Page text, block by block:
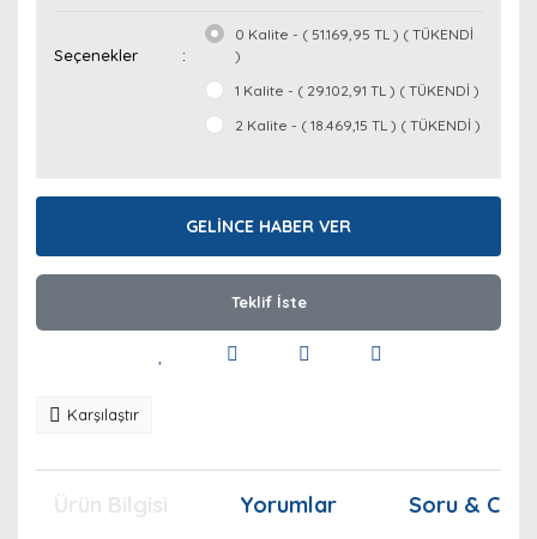
Seçenekler
0 Kalite - ( 51.169,95 TL ) ( TÜKENDİ
)
1 Kalite - ( 29.102,91 TL ) ( TÜKENDİ )
2 Kalite - ( 18.469,15 TL ) ( TÜKENDİ )
GELİNCE HABER VER
Teklif İste
Karşılaştır
Yorumlar Soru &